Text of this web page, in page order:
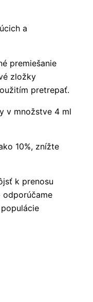
a
premiešanie
zložky
pretrepať.
v množstve 4 ml
10%, znížte
k prenosu
odporúčame